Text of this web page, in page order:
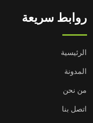
روابط سريعة
الرئيسية
المدونة
من نحن
اتصل بنا